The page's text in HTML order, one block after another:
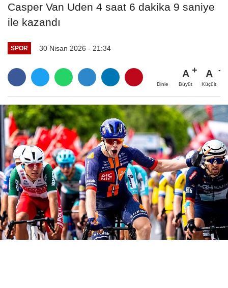
Casper Van Uden 4 saat 6 dakika 9 saniye
ile kazandı
SPOR 30 Nisan 2026 - 21:34
Dinle
A
Büyüt
A
Küçült